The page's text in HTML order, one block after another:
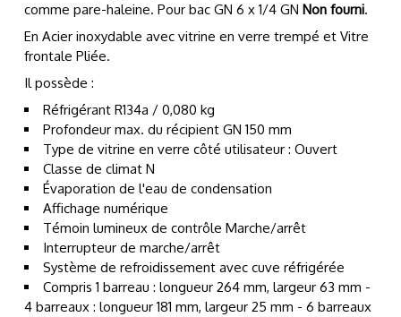
comme pare-haleine. Pour bac GN 6 x 1/4 GN Non fourni.
En Acier inoxydable avec vitrine en verre trempé et Vitre
frontale Pliée.
Il possède :
Réfrigérant R134a / 0,080 kg
Profondeur max. du récipient GN 150 mm
Type de vitrine en verre côté utilisateur : Ouvert
Classe de climat N
Évaporation de l'eau de condensation
Affichage numérique
Témoin lumineux de contrôle Marche/arrêt
Interrupteur de marche/arrêt
Système de refroidissement avec cuve réfrigérée
Compris 1 barreau : longueur 264 mm, largeur 63 mm -
4 barreaux : longueur 181 mm, largeur 25 mm - 6 barreaux